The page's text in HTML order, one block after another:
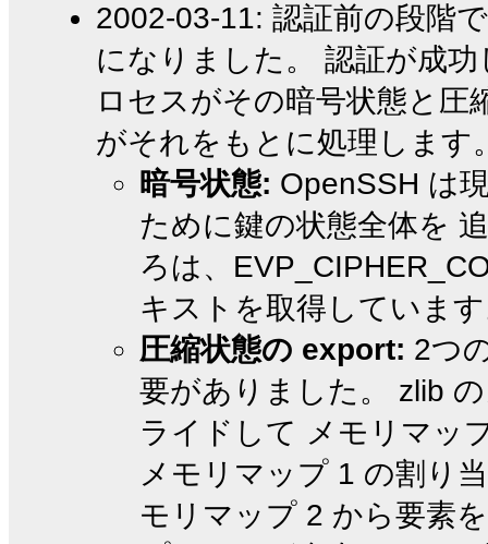
2002-03-11: 認証前の段階
になりました。 認証が成
ロセスがその暗号状態と圧
がそれをもとに処理します
暗号状態: OpenSSH は
ために鍵の状態全体を
ろは、
キストを取得していま
圧縮状態の export: 2つ
要がありました。 zlib
ライドして メモリマッ
メモリマップ 1 の割り
モリマップ 2 から要素